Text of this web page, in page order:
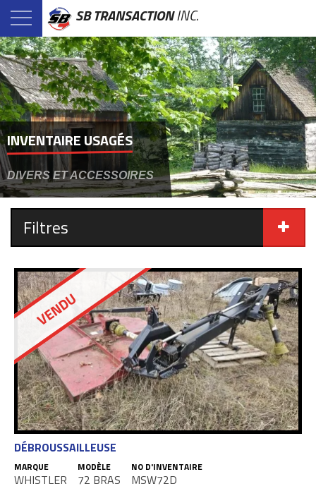
SB TRANSACTIONINC.
INVENTAIRE USAGÉS
DIVERS ET ACCESSOIRES
Filtres
VENDU
DÉBROUSSAILLEUSE
MARQUE
WHISTLER
MODÈLE
72 BRAS
NO D'INVENTAIRE
MSW72D